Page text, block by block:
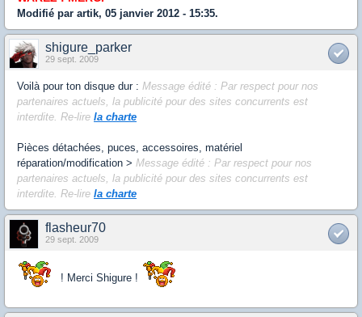
Modifié par artik, 05 janvier 2012 - 15:35.
shigure_parker
29 sept. 2009
Voilà pour ton disque dur : Message édité : Par respect pour nos
partenaires actuels, la publicité pour des sites concurrents est
interdite. Re-lire la charte
Pièces détachées, puces, accessoires, matériel
réparation/modification > Message édité : Par respect pour nos
partenaires actuels, la publicité pour des sites concurrents est
interdite. Re-lire la charte
flasheur70
29 sept. 2009
! Merci Shigure !